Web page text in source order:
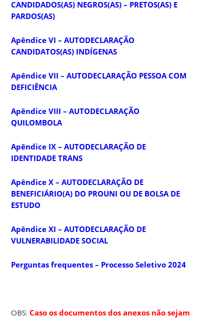
CANDIDADOS(AS) NEGROS(AS) – PRETOS(AS) E
PARDOS(AS)
Apêndice VI – AUTODECLARAÇÃO
CANDIDATOS(AS) INDÍGENAS
Apêndice VII – AUTODECLARAÇÃO PESSOA COM
DEFICIÊNCIA
Apêndice VIII – AUTODECLARAÇÃO
QUILOMBOLA
Apêndice IX – AUTODECLARAÇÃO DE
IDENTIDADE TRANS
Apêndice X – AUTODECLARAÇÃO DE
BENEFICIÁRIO(A) DO PROUNI OU DE BOLSA DE
ESTUDO
Apêndice XI – AUTODECLARAÇÃO DE
VULNERABILIDADE SOCIAL
Perguntas frequentes – Processo Seletivo 2024
OBS: Caso os documentos dos anexos não sejam